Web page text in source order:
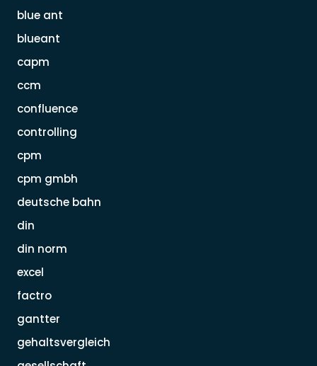
blue ant
blueant
capm
ccm
confluence
controlling
cpm
cpm gmbh
deutsche bahn
din
din norm
excel
factro
gantter
gehaltsvergleich